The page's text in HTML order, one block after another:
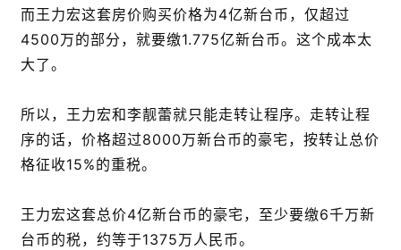
而王力宏这套房价购买价格为4亿新台币，仅超过
4500万的部分，就要缴1.775亿新台币。这个成本太
大了。
所以，王力宏和李靓蕾就只能走转让程序。走转让程
序的话，价格超过8000万新台币的豪宅，按转让总价
格征收15%的重税。
王力宏这套总价4亿新台币的豪宅，至少要缴6千万新
台币的税，约等于1375万人民币。